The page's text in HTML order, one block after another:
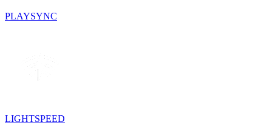
PLAYSYNC
LIGHTSPEED